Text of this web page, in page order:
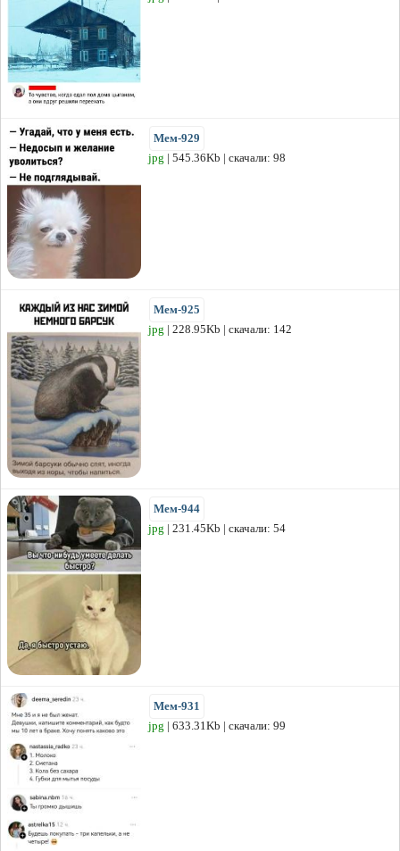
Мем-929
jpg | 545.36Kb | скачали: 98
Мем-925
jpg | 228.95Kb | скачали: 142
Мем-944
jpg | 231.45Kb | скачали: 54
Мем-931
jpg | 633.31Kb | скачали: 99